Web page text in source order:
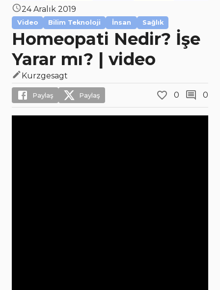
24 Aralık 2019
Video Bilim Teknoloji İnsan Sağlık
Homeopati Nedir? İşe
Yarar mı? | video
Kurzgesagt
Paylaş Paylaş 0 0